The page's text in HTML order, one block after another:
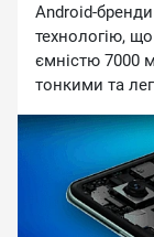
Аndrоіd-
технологію,
ємністю 7000
тонкими та